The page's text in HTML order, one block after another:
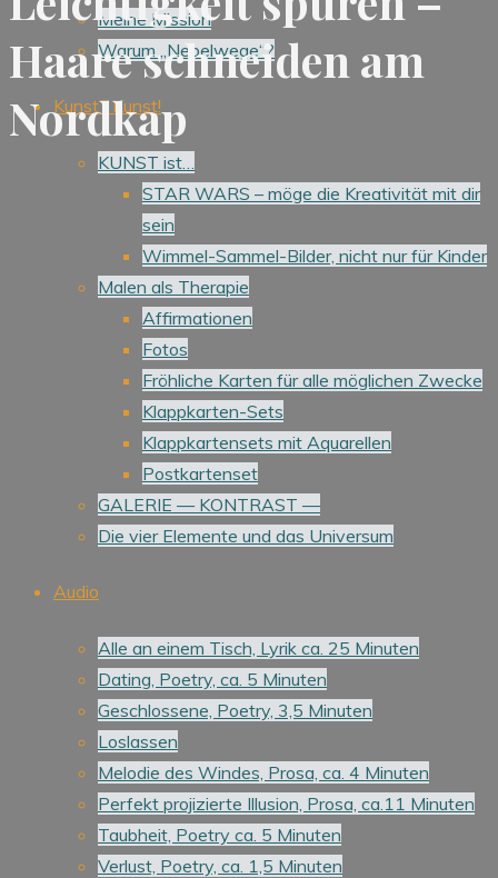
Meine Mission
Warum „Nebelwege“?
Kunst? Kunst!
KUNST ist…
STAR WARS – möge die Kreativität mit dir
sein
Wimmel-Sammel-Bilder, nicht nur für Kinder
Malen als Therapie
Affirmationen
Fotos
Fröhliche Karten für alle möglichen Zwecke
Klappkarten-Sets
Klappkartensets mit Aquarellen
Postkartenset
GALERIE — KONTRAST —
Die vier Elemente und das Universum
Audio
Alle an einem Tisch, Lyrik ca. 25 Minuten
Dating, Poetry, ca. 5 Minuten
Geschlossene, Poetry, 3,5 Minuten
Loslassen
Melodie des Windes, Prosa, ca. 4 Minuten
Perfekt projizierte Illusion, Prosa, ca.11 Minuten
Taubheit, Poetry ca. 5 Minuten
Verlust, Poetry, ca. 1,5 Minuten
Haare schneiden am
Nordkap